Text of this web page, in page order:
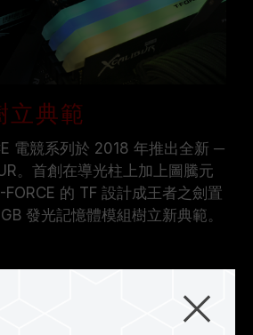
立典範
電競系列於 2018 年推出全新 ─
。首創在導光柱上加上圖騰元
的 TF 設計成王者之劍置
發光記憶體模組樹立新典範。